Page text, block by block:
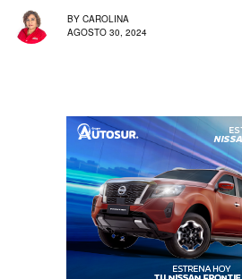
BY CAROLINA
AGOSTO 30, 2024